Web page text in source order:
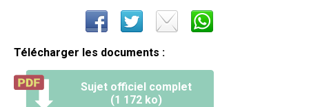
Télécharger les documents :
Sujet officiel complet
(1 172 ko)